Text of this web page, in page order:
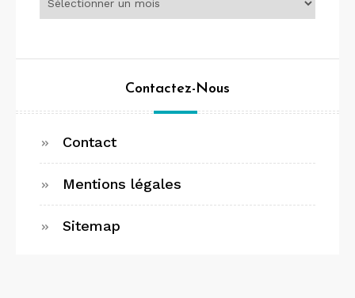
Contactez-Nous
Contact
Mentions légales
Sitemap